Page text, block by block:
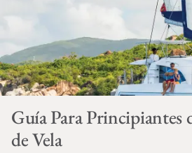
Guía Para Principiantes
de Vela